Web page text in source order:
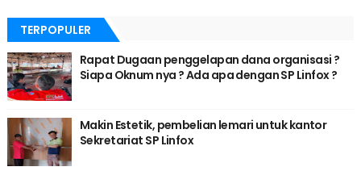
TERPOPULER
Rapat Dugaan penggelapan dana organisasi ?
Siapa Oknum nya ? Ada apa dengan SP Linfox ?
Makin Estetik, pembelian lemari untuk kantor
Sekretariat SP Linfox